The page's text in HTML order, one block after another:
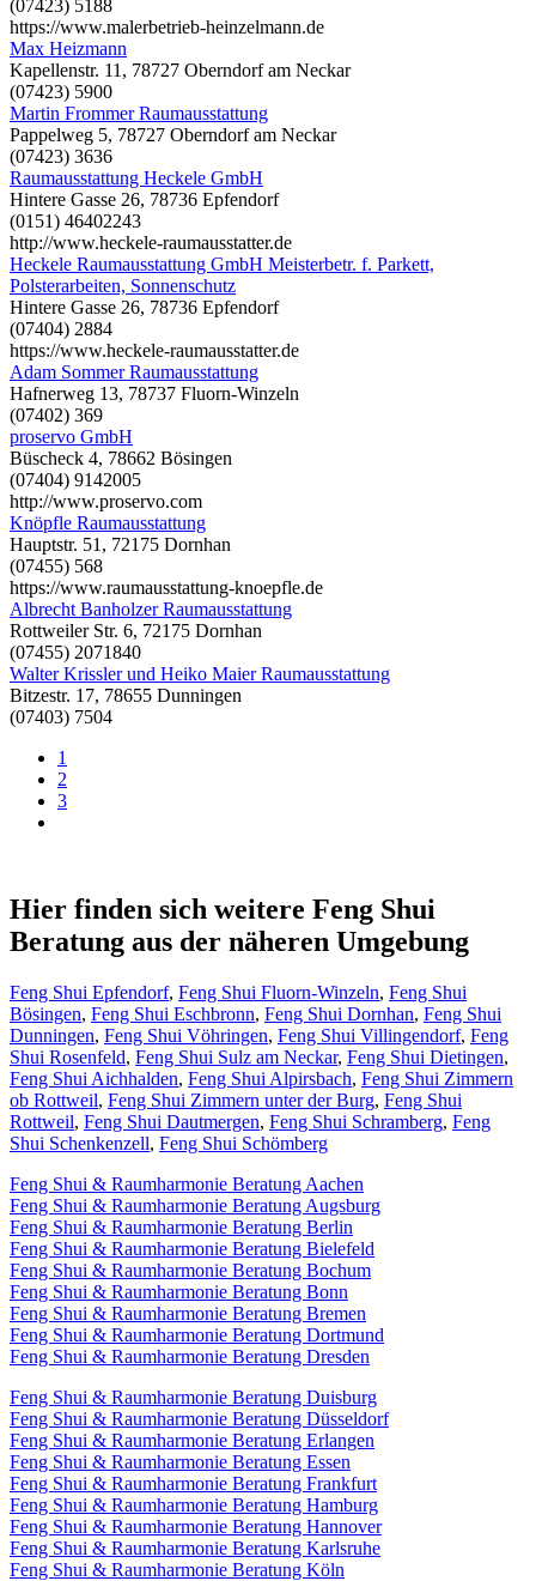
(07423) 5188
https://www.malerbetrieb-heinzelmann.de
Max Heizmann
Kapellenstr. 11, 78727 Oberndorf am Neckar
(07423) 5900
Martin Frommer Raumausstattung
Pappelweg 5, 78727 Oberndorf am Neckar
(07423) 3636
Raumausstattung Heckele GmbH
Hintere Gasse 26, 78736 Epfendorf
(0151) 46402243
http://www.heckele-raumausstatter.de
Heckele Raumausstattung GmbH Meisterbetr. f. Parkett,
Polsterarbeiten, Sonnenschutz
Hintere Gasse 26, 78736 Epfendorf
(07404) 2884
https://www.heckele-raumausstatter.de
Adam Sommer Raumausstattung
Hafnerweg 13, 78737 Fluorn-Winzeln
(07402) 369
proservo GmbH
Büscheck 4, 78662 Bösingen
(07404) 9142005
http://www.proservo.com
Knöpfle Raumausstattung
Hauptstr. 51, 72175 Dornhan
(07455) 568
https://www.raumausstattung-knoepfle.de
Albrecht Banholzer Raumausstattung
Rottweiler Str. 6, 72175 Dornhan
(07455) 2071840
Walter Krissler und Heiko Maier Raumausstattung
Bitzestr. 17, 78655 Dunningen
(07403) 7504
1
2
3
Hier finden sich weitere Feng Shui
Beratung aus der näheren Umgebung
Feng Shui Epfendorf, Feng Shui Fluorn-Winzeln, Feng Shui
Bösingen, Feng Shui Eschbronn, Feng Shui Dornhan, Feng Shui
Dunningen, Feng Shui Vöhringen, Feng Shui Villingendorf, Feng
Shui Rosenfeld, Feng Shui Sulz am Neckar, Feng Shui Dietingen,
Feng Shui Aichhalden, Feng Shui Alpirsbach, Feng Shui Zimmern
ob Rottweil, Feng Shui Zimmern unter der Burg, Feng Shui
Rottweil, Feng Shui Dautmergen, Feng Shui Schramberg, Feng
Shui Schenkenzell, Feng Shui Schömberg
Feng Shui & Raumharmonie Beratung Aachen
Feng Shui & Raumharmonie Beratung Augsburg
Feng Shui & Raumharmonie Beratung Berlin
Feng Shui & Raumharmonie Beratung Bielefeld
Feng Shui & Raumharmonie Beratung Bochum
Feng Shui & Raumharmonie Beratung Bonn
Feng Shui & Raumharmonie Beratung Bremen
Feng Shui & Raumharmonie Beratung Dortmund
Feng Shui & Raumharmonie Beratung Dresden
Feng Shui & Raumharmonie Beratung Duisburg
Feng Shui & Raumharmonie Beratung Düsseldorf
Feng Shui & Raumharmonie Beratung Erlangen
Feng Shui & Raumharmonie Beratung Essen
Feng Shui & Raumharmonie Beratung Frankfurt
Feng Shui & Raumharmonie Beratung Hamburg
Feng Shui & Raumharmonie Beratung Hannover
Feng Shui & Raumharmonie Beratung Karlsruhe
Feng Shui & Raumharmonie Beratung Köln